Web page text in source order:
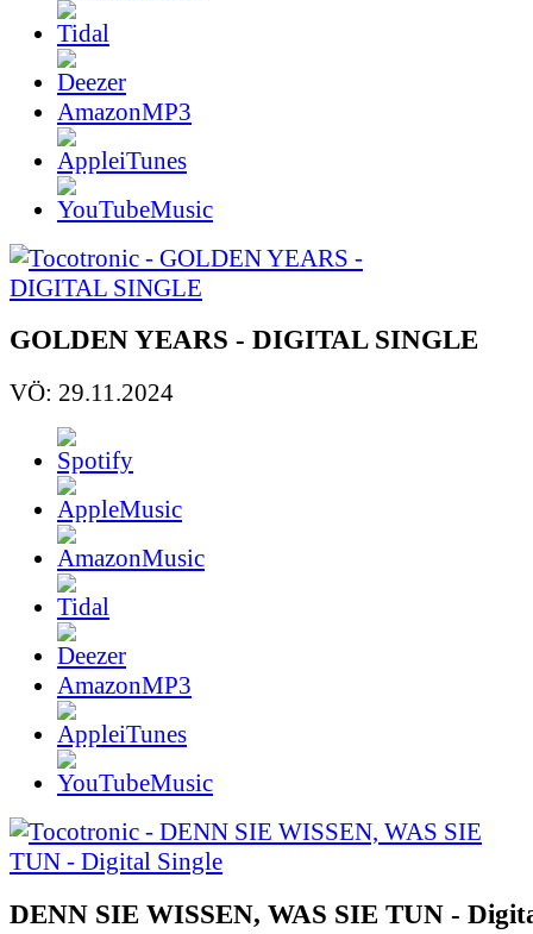
AmazonMP3
GOLDEN YEARS - DIGITAL SINGLE
VÖ: 29.11.2024
AmazonMP3
DENN SIE WISSEN, WAS SIE TUN -